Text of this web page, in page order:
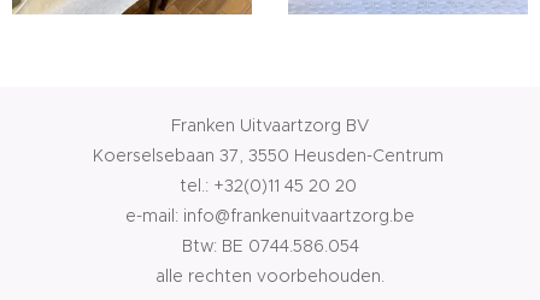
Franken Uitvaartzorg BV
Koerselsebaan 37, 3550 Heusden-Centrum
tel.: +32(0)11 45 20 20
e-mail: info@frankenuitvaartzorg.be
Btw: BE 0744.586.054
alle rechten voorbehouden.